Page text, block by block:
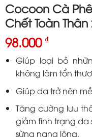
Cocoon Cà
Chết Toàn Thân
98.000 ₫
Giúp loại bỏ
không làm tổn
Giúp da trở nên
Tăng cường lưu
giảm tình trạng da
sừng nang lông.